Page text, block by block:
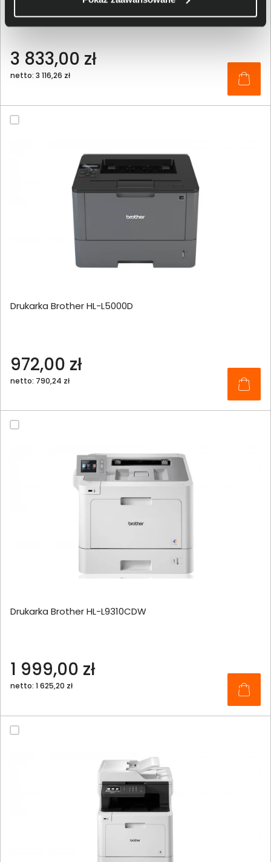
3 833,00 zł
netto: 3 116,26 zł
Drukarka Brother HL-L5000D
972,00 zł
netto: 790,24 zł
Drukarka Brother HL-L9310CDW
1 999,00 zł
netto: 1 625,20 zł